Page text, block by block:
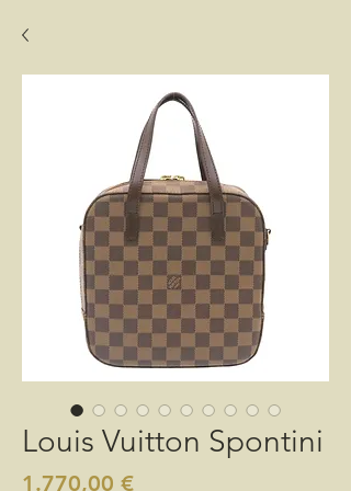
Louis Vuitton Spontini
1.770,00 €Preis